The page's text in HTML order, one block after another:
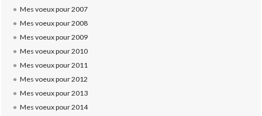
Mes voeux pour 2007
Mes voeux pour 2008
Mes voeux pour 2009
Mes voeux pour 2010
Mes voeux pour 2011
Mes voeux pour 2012
Mes voeux pour 2013
Mes voeux pour 2014